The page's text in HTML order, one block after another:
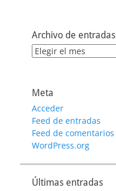
Archivo de entradas
Archivo
Meta
Acceder
Feed de entradas
Feed de comentarios
WordPress.org
Últimas entradas